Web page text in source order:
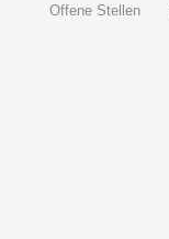
Offene Stellen